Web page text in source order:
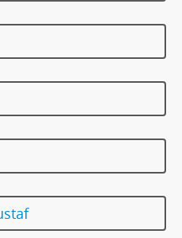
vid Nathan Söderbloms död]
i radio 20/11 1938
till Tagores "Ostdockan"
Ett litet försök i Tagores stil
Tagore
att hållas vid en författarkongress i Lübeck 1931]
den 9 mars 1931 för Danske Dramatikeres Forbunds 25-årsjubileum
i Svenska akademien 20/12 1920]